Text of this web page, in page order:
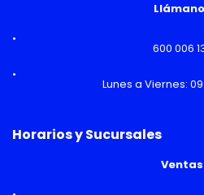
600 006
Lunes a Viernes:
Horarios y Sucursales
Ventas